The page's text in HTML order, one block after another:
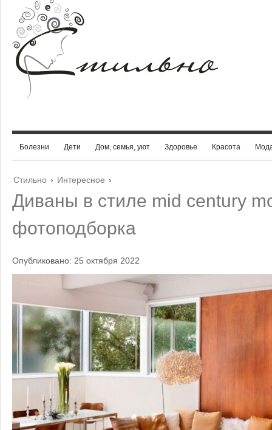
Болезни Дети Дом, семья, уют Здоровье Красота
Стильно › Интересное ›
Диваны в стиле mid century
фотоподборка
Опубликовано: 25 октября 2022